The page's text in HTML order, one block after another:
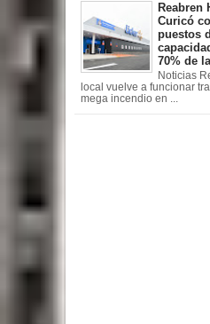
Reabren
Curicó
puestos
70% de
Noticias
local vuelve a funcionar
mega incendio en ...